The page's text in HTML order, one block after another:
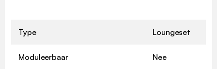
Type Loungeset
Moduleerbaar Nee